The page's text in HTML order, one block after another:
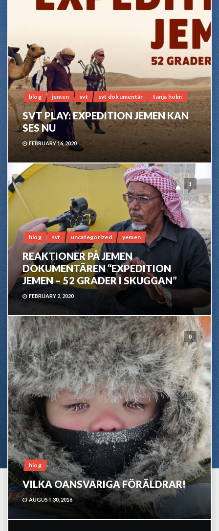
blog jemen svt svt dokumentär tanja holm
SVT PLAY: EXPEDITION JEMEN KAN
SES NU
FEBRUARY 16, 2020
1
blog svt uncategorized yemen
REAKTIONER PÅ JEMEN
DOKUMENTÄREN “EXPEDITION
JEMEN – 52 GRADER I SKUGGAN”
FEBRUARY 2, 2020
0
blog
VILKA OANSVARIGA FÖRÄLDRAR!
AUGUST 30, 2016